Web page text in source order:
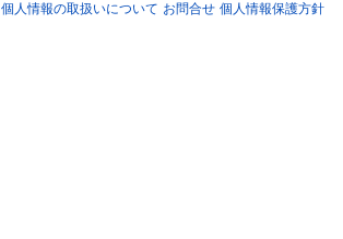
個人情報の取扱いについて お問合せ 個人情報保護方針